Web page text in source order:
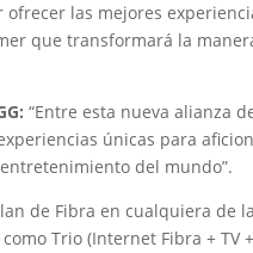
las mejores
que transformará la
“Entre esta nueva alianza
únicas para
del mundo”.
de Fibra en cualquiera de
Trio (Internet Fibra + TV